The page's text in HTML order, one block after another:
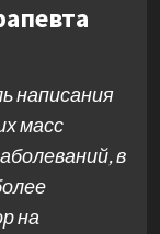
написания
масс
в
на